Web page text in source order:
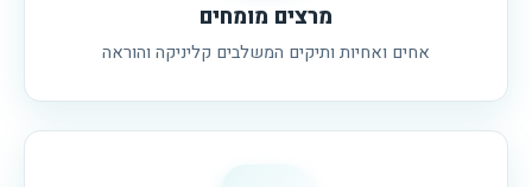
מרצים מומחים
אחים ואחיות ותיקים המשלבים קליניקה והוראה